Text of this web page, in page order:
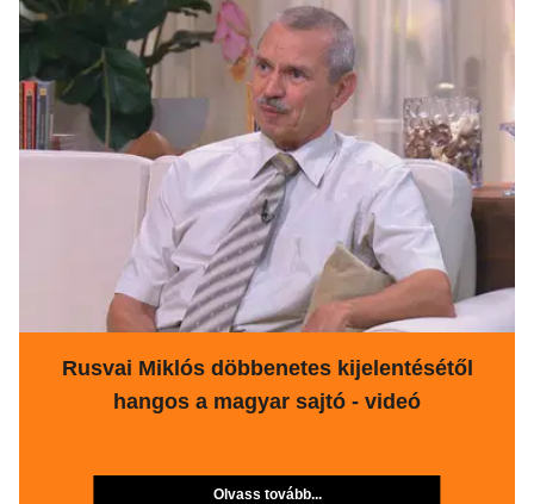
Rusvai Miklós döbbenetes kijelentésétől
hangos a magyar sajtó - videó
Olvass tovább...